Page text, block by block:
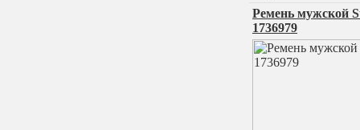
Ремень мужской
1736979